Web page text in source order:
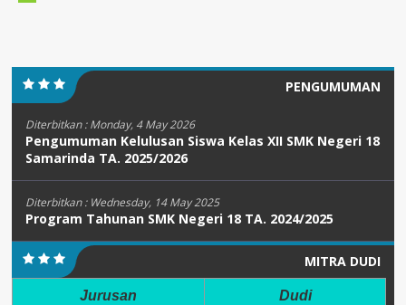
PENGUMUMAN
Diterbitkan :Monday, 4 May 2026
Pengumuman Kelulusan Siswa Kelas XII SMK Negeri 18
Samarinda TA. 2025/2026
Diterbitkan : Wednesday, 14 May 2025
Program Tahunan SMK Negeri 18 TA. 2024/2025
MITRA DUDI
Jurusan Dudi